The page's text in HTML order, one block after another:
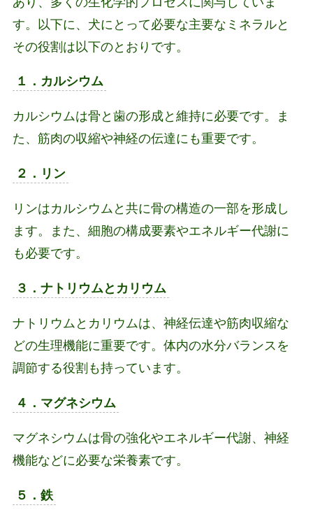
す。以下に、犬にとって必要な主要なミネラルと
その役割は以下のとおりです。
１．カルシウム
カルシウムは骨と歯の形成と維持に必要です。ま
た、筋肉の収縮や神経の伝達にも重要です。
２．リン
リンはカルシウムと共に骨の構造の一部を形成し
ます。また、細胞の構成要素やエネルギー代謝に
も必要です。
３．ナトリウムとカリウム
ナトリウムとカリウムは、神経伝達や筋肉収縮な
どの生理機能に重要です。体内の水分バランスを
調節する役割も持っています。
４．マグネシウム
マグネシウムは骨の強化やエネルギー代謝、神経
機能などに必要な栄養素です。
５．鉄